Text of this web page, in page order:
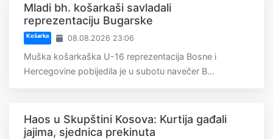
Mladi bh. košarkaši savladali
reprezentaciju Bugarske
Košarka 08.08.2026 23:06
Muška košarkaška U-16 reprezentacija Bosne i
Hercegovine pobijedila je u subotu navečer B...
Haos u Skupštini Kosova: Kurtija gađali
jajima, sjednica prekinuta